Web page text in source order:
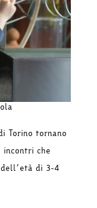
Torino tornano
che
di 3-4